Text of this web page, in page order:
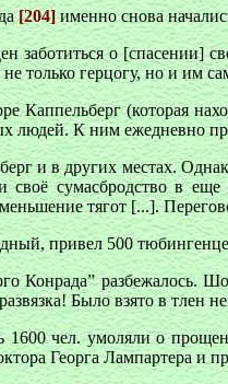
[204]именно снова
заботиться о [спасении]
только герцогу, но и им
Каппельберг (которая
людей. К ним ежедневно
и в других местах.
своё сумасбродство в
тягот [...].
привел 500
Конрада” разбежалось.
Было взято в тлен
чел. умоляли о
Георга Лампартера и